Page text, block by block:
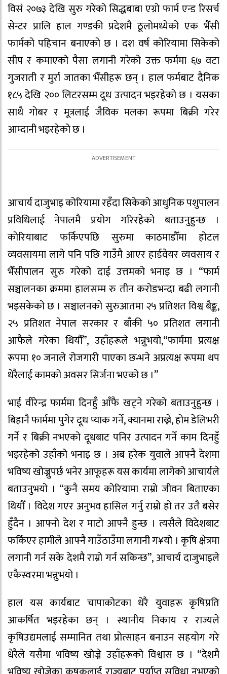
विसं २०७३ देखि सुरु गरेको सिद्धबाबा एग्रो फार्म एन्ड रिसर्च
सेन्टर प्रालि हाल गण्डकी प्रदेशमै ठूलोमध्येको एक भैँसी
फार्मको पहिचान बनाएको छ । दश वर्ष कोरियामा सिकेको
सीप र कमाएको पैसा लगानी गरेको उक्त फर्ममा ६७ वटा
गुजराती र मुर्रा जातका भैँसीहरू छन् । हाल फर्मबाट दैनिक
१८५ देखि २०० लिटरसम्म दूध उत्पादन भइरहेको छ । यसका
साथै गोबर र मूत्रलाई जैविक मलका रूपमा बिक्री गरेर
आम्दानी भइरहेको छ ।
आचार्य दाजुभाइ कोरियामा रहँदा सिकेको आधुनिक पशुपालन
प्रविधिलाई नेपालमै प्रयोग गरिरहेको बताउनुहुन्छ ।
कोरियाबाट फर्किएपछि सुरुमा काठमाडौँमा होटल
व्यवसायमा लागे पनि पछि गाउँमै आएर हार्डवेयर व्यवसाय र
भैँसीपालन सुरु गरेको दाई उत्तमको भनाइ छ । “फार्म
सञ्चालनका क्रममा हालसम्म रु तीन करोडभन्दा बढी लगानी
भइसकेको छ । सञ्चालनको सुरुआतमा २५ प्रतिशत विश्व बैङ्क,
२५ प्रतिशत नेपाल सरकार र बाँकी ५० प्रतिशत लगानी
आफैले गरेका थियौँ”, उहाँहरूले भन्नुभयो,“फार्ममा प्रत्यक्ष
रूपमा १० जनाले रोजगारी पाएका छन्भने अप्रत्यक्ष रूपमा थप
धेरैलाई कामको अवसर सिर्जना भएको छ ।”
भाई वीरेन्द्र फार्ममा दिनहुँ आँफै खट्ने गरेको बताउनुहुन्छ ।
बिहानै फार्ममा पुगेर दूध प्याक गर्ने, क्यानमा राख्ने, होम डेलिभरी
गर्ने र बिक्री नभएको दूधबाट पनिर उत्पादन गर्ने काम दिनहुँ
भइरहेको उहाँको भनाइ छ । अब हरेक युवाले आफ्नै देशमा
भविष्य खोज्नुपर्छ भनेर आफूहरू यस कार्यमा लागेको आचार्यले
बताउनुभयो । “कुनै समय कोरियामा राम्रो जीवन बिताएका
थियौँ । विदेश गएर अनुभव हासिल गर्नु राम्रो हो तर उतै बसेर
हुँदैन । आफ्नो देश र माटो आफ्नै हुन्छ । त्यसैले विदेशबाट
फर्किएर हामीले आफ्नै गाउँठाउँमा लगानी ग¥यो । कृषि क्षेत्रमा
लगानी गर्न सके देशमै राम्रो गर्न सकिन्छ”, आचार्य दाजुभाइले
एकैस्वरमा भन्नुभयो ।
हाल यस कार्यबाट चापाकोटका धेरै युवाहरू कृषिप्रति
आकर्षित भइरहेका छन् । स्थानीय निकाय र राज्यले
कृषिउद्यमलाई सम्मानित तथा प्रोत्साहन बनाउन सहयोग गरे
धेरैले यसैमा भविष्य खोज्ने उहाँहरूको विश्वास छ । “देशमै